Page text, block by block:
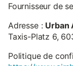
Fournisseur de
Adresse : Urban
Taxis-Platz 6,
Politique de